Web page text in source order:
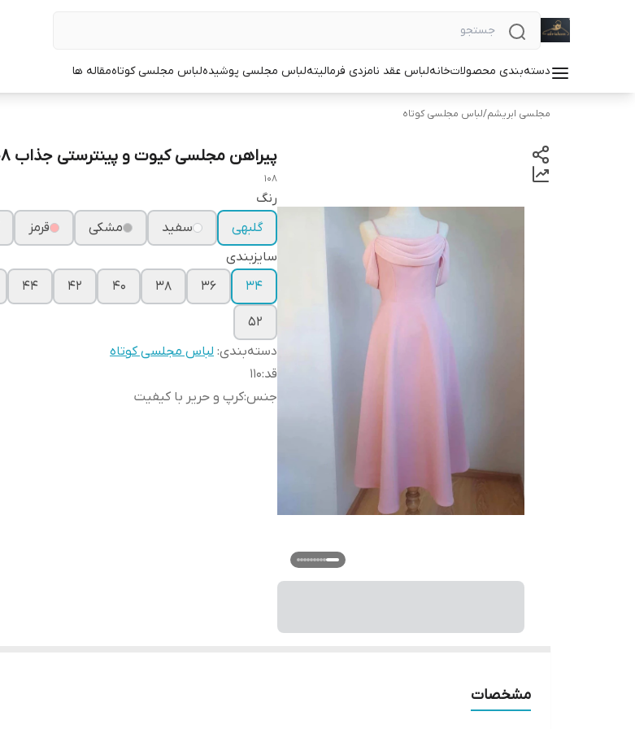
دسته‌بندی محصولاتخانهلباس عقد نامزدی فرمالیتهلباس مجلسی پوشیدهلباس مجلسی کوتاهمقاله ها
مجلسی ابریشم/لباس مجلسی کوتاه
پیراهن مجلسی کیوت و پینترستی جذاب ۱۰۸
108
رنگ
گلبهی
سفید مشکی قرمز
سایزبندی
۳۴
۳۶ ۳۸ ۴۰ ۴۲ ۴۴
۵۲
دسته‌بندی: لباس مجلسی کوتاه
قد:۱۱۰
جنس:کرپ و حریر با کیفیت
مشخصات